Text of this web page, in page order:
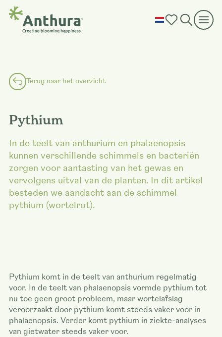
Terug naar het overzicht
Pythium
In de teelt van anthurium en phalaenopsis
kunnen verschillende schimmels en bacteriën
zorgen voor aantasting van het gewas en
vervolgens uitval van de planten. In dit artikel
besteden we aandacht aan de schimmel
pythium (wortelrot).
Pythium komt in de teelt van anthurium regelmatig
voor. In de teelt van phalaenopsis vormde pythium tot
nu toe geen groot probleem, maar wortelafslag
veroorzaakt door pythium komt steeds vaker voor in
phalaenopsis. Verder komt pythium in ziekte-analyses
van gietwater steeds vaker voor.